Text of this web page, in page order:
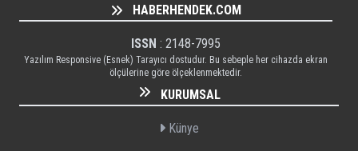
HABERHENDEK.COM
ISSN : 2148-7995
Yazılım Responsive (Esnek) Tarayıcı dostudur. Bu sebeple her cihazda ekran
ölçülerine göre ölçeklenmektedir.
KURUMSAL
Künye